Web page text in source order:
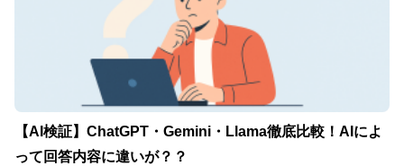
【AI検証】ChatGPT・Gemini・Llama徹底比較！AIによ
って回答内容に違いが？？